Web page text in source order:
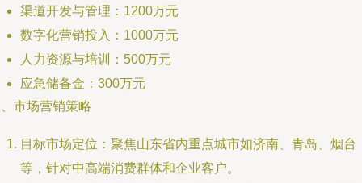
渠道开发与管理：1200万元
数字化营销投入：1000万元
人力资源与培训：500万元
应急储备金：300万元
市场营销策略
目标市场定位：聚焦山东省内重点城市如济南、青岛、烟台
等，针对中高端消费群体和企业客户。